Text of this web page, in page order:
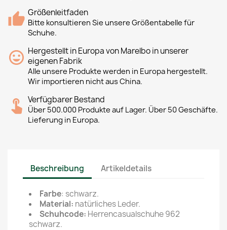
Größenleitfaden
Bitte konsultieren Sie unsere Größentabelle für
Schuhe.
Hergestellt in Europa von Marelbo in unserer
eigenen Fabrik
Alle unsere Produkte werden in Europa hergestellt.
Wir importieren nicht aus China.
Verfügbarer Bestand
Über 500.000 Produkte auf Lager. Über 50 Geschäfte.
Lieferung in Europa.
Beschreibung Artikeldetails
Farbe: schwarz.
Material: natürliches Leder.
Schuhcode: Herrencasualschuhe 962
schwarz.